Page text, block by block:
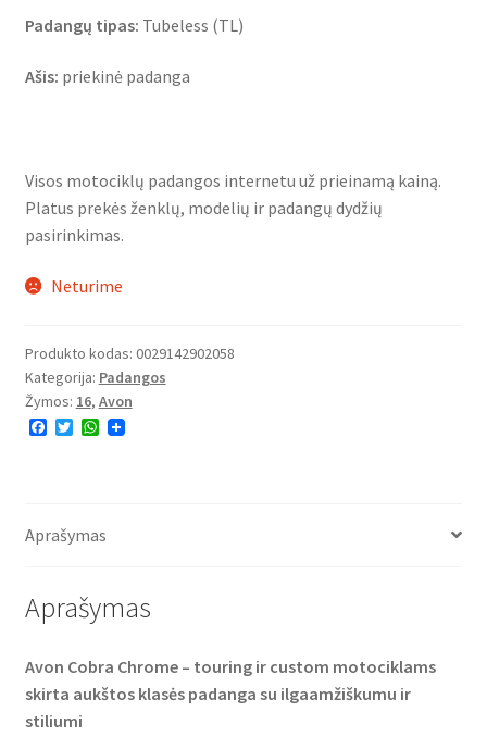
Padangų tipas: Tubeless (TL)
Ašis: priekinė padanga
Visos motociklų padangos internetu už prieinamą kainą.
Platus prekės ženklų, modelių ir padangų dydžių
pasirinkimas.
Neturime
Produkto kodas: 0029142902058
Kategorija: Padangos
Žymos: 16, Avon
F
o
k
T
r
W
p
p
Aprašymas
Aprašymas
Avon Cobra Chrome – touring ir custom motociklams
skirta aukštos klasės padanga su ilgaamžiškumu ir
stiliumi